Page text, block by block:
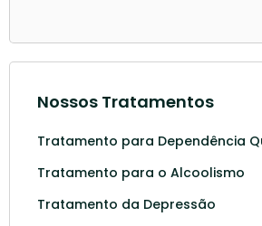
Nossos Tratamentos
Tratamento para Dependência
Tratamento para o Alcoolismo
Tratamento da Depressão